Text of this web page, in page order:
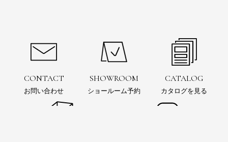
CONTACT
お問い合わせ
SHOWROOM
ショールーム予約
CATALOG
カタログを見る
お問い合わせ 電子カタログ